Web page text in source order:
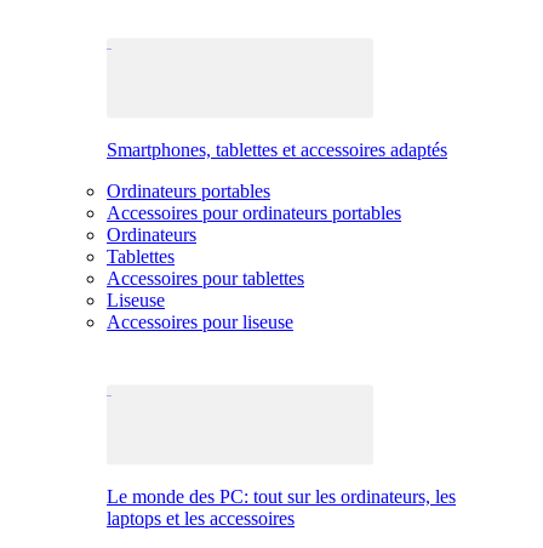
Smartphones, tablettes et accessoires adaptés
Ordinateurs portables
Accessoires pour ordinateurs portables
Ordinateurs
Tablettes
Accessoires pour tablettes
Liseuse
Accessoires pour liseuse
Le monde des PC: tout sur les ordinateurs, les
laptops et les accessoires